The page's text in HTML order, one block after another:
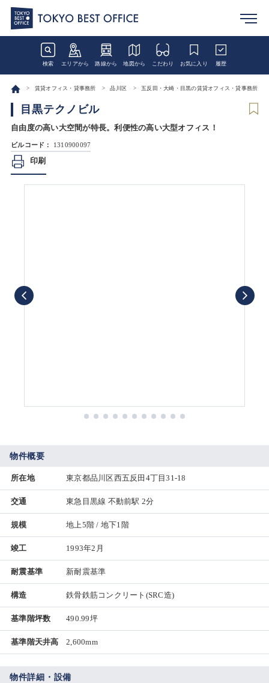
検索 エリアから 路線から 地図から こだわり お気に入り 履歴
賃貸オフィス・貸事務所 品川区 五反田・大崎・目黒の賃貸オフィス・貸事務所
目黒テクノビル
自由度の高い大空間が特長。利便性の高い大型オフィス！
ビルコード： 1310900097
印刷
物件概要
所在地 東京都品川区西五反田4丁目31-18
交通 東急目黒線 不動前駅 2分
規模 地上5階 / 地下1階
竣工 1993年2月
耐震基準 新耐震基準
構造 鉄骨鉄筋コンクリート(SRC造)
基準階坪数 490.99坪
基準階天井高 2,600mm
物件詳細・設備